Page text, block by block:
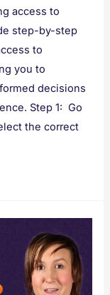
access to
step-by-step
to
you to
decisions
Step 1: Go
the correct